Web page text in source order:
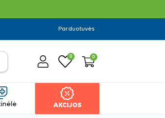
Parduotuvės
0 0
AKCIJOS